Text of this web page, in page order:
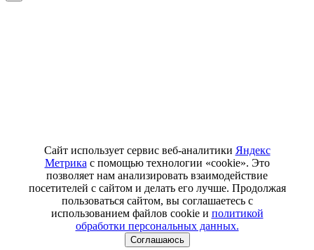
Сайт использует сервис веб-аналитики Яндекс
Метрика с помощью технологии «cookie». Это
позволяет нам анализировать взаимодействие
посетителей с сайтом и делать его лучше. Продолжая
пользоваться сайтом, вы соглашаетесь с
использованием файлов cookie и политикой
обработки персональных данных.
Соглашаюсь